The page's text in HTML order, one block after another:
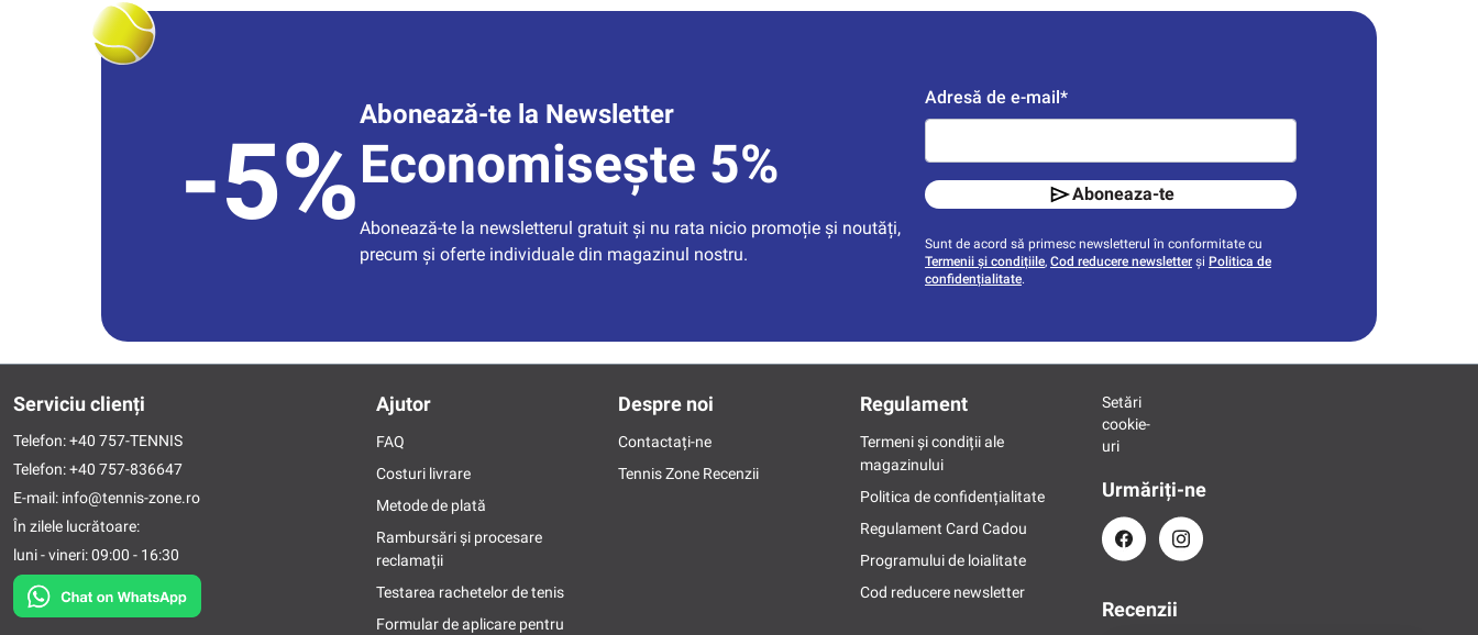
-5%
Abonează-te la Newsletter
Economisește 5%
Abonează-te la newsletterul gratuit și nu rata nicio promoție și noutăți,
precum și oferte individuale din magazinul nostru.
Adresă de e-mail*
Aboneaza-te
Sunt de acord să primesc newsletterul în conformitate cu
Termenii și condițiile, Cod reducere newsletter și Politica de
confidențialitate.
Serviciu clienți
Telefon:+40 757-TENNIS
Telefon:+40 757-836647
E-mail: info@tennis-zone.ro
În zilele lucrătoare:
luni - vineri: 09:00 - 16:30
Ajutor
FAQ
Costuri livrare
Metode de plată
Rambursări și procesare
reclamații
Testarea rachetelor de tenis
Formular de aplicare pentru
Despre noi
Contactați-ne
Tennis Zone Recenzii
Regulament
Termeni și condiții ale
magazinului
Politica de confidențialitate
Regulament Card Cadou
Programului de loialitate
Cod reducere newsletter
Setări
cookie-
uri
Urmăriți-ne
Recenzii